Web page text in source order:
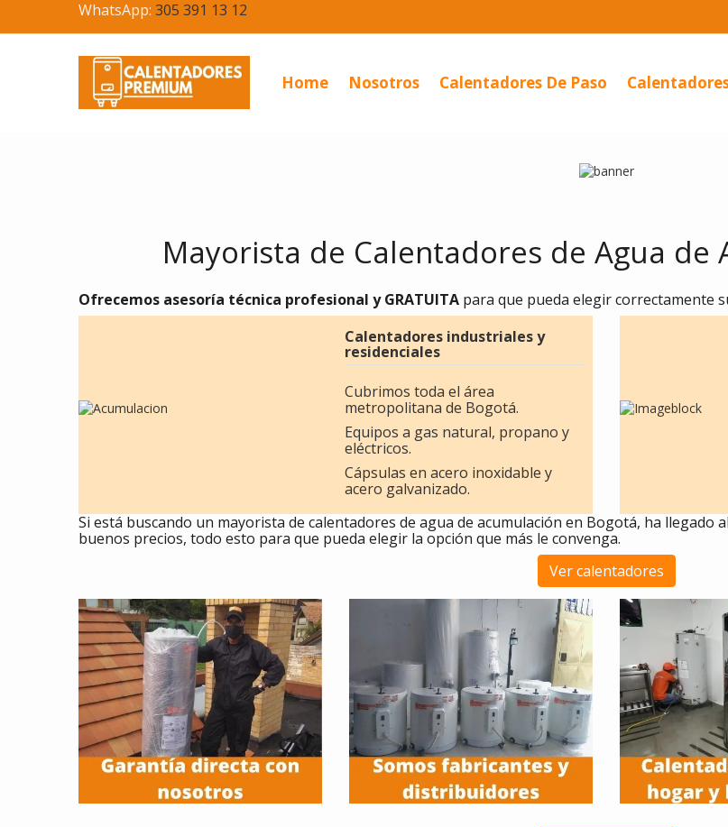
WhatsApp: 305 391 13 12
Home Nosotros Calentadores De Paso
Mayorista de Calentadores de Agua de
Ofrecemos asesoría técnica profesional y GRATUITA para que pueda elegir correctamente
Calentadores industriales y
residenciales
Cubrimos toda el área
metropolitana de Bogotá.
Equipos a gas natural, propano y
eléctricos.
Cápsulas en acero inoxidable y
acero galvanizado.
Si está buscando un mayorista de calentadores de agua de acumulación en Bogotá, ha
buenos precios, todo esto para que pueda elegir la opción que más le convenga.
Ver calentadores